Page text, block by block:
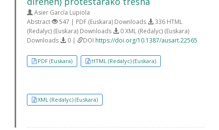
Asier García Lupiola
Abstract
547 | PDF (Euskara) Downloads
336 HTML
(Redalyc) (Euskara) Downloads
0 XML (Redalyc) (Euskara)
Downloads
0 | DOI https://doi.org/10.1387/ausart.22565
PDF (Euskara) HTML (Redalyc) (Euskara)
XML (Redalyc) (Euskara)